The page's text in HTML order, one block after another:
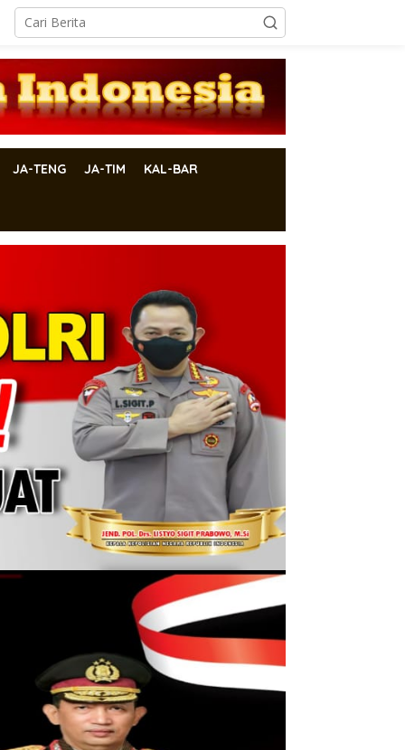
JA-TENG JA-TIM KAL-BAR